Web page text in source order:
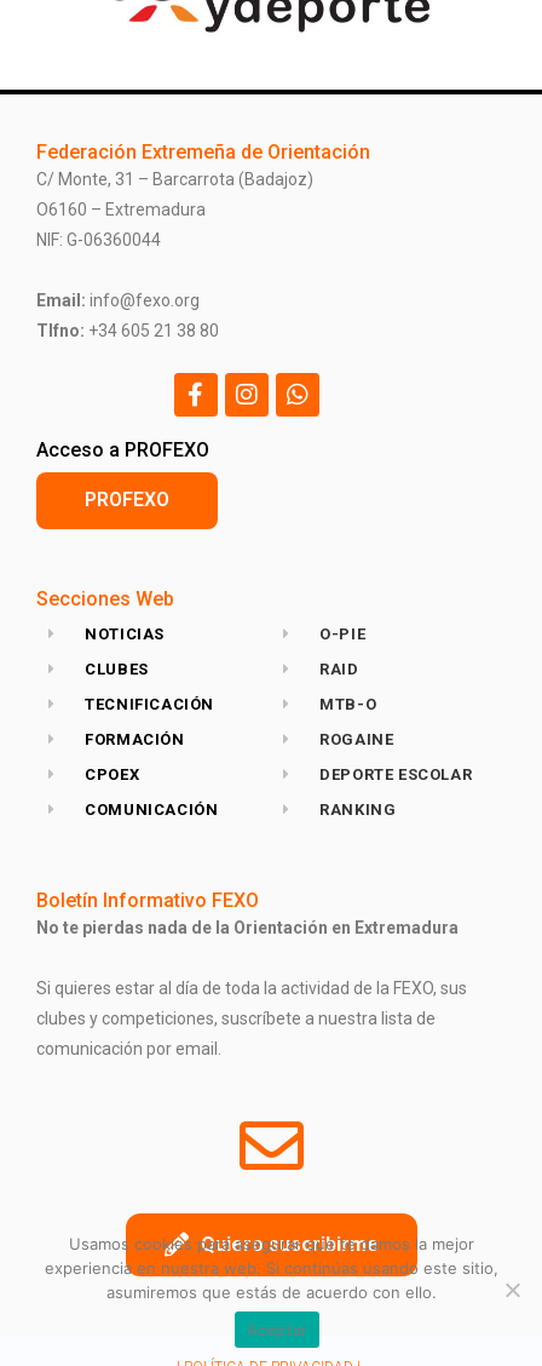
Federación Extremeña de Orientación
C/ Monte, 31 – Barcarrota (Badajoz)
O6160 – Extremadura
NIF: G-06360044
Email: info@fexo.org
Tlfno: +34 605 21 38 80
Acceso a PROFEXO
PROFEXO
Secciones Web
NOTICIAS
CLUBES
TECNIFICACIÓN
FORMACIÓN
CPOEX
COMUNICACIÓN
O-PIE
RAID
MTB-O
ROGAINE
DEPORTE ESCOLAR
RANKING
Boletín Informativo FEXO
No te pierdas nada de la Orientación en Extremadura
Si quieres estar al día de toda la actividad de la FEXO, sus
clubes y competiciones, suscríbete a nuestra lista de
comunicación por email.
Quiero suscribirme
Usamos cookies para asegurar que te damos la mejor
experiencia en nuestra web. Si continúas usando este sitio,
asumiremos que estás de acuerdo con ello.
Aceptar